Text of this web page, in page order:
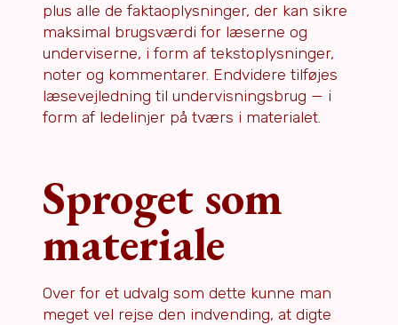
plus alle de faktaoplysninger, der kan sikre
maksimal brugsværdi for læserne og
underviserne, i form af tekstoplysninger,
noter og kommentarer. Endvidere tilføjes
læsevejledning til undervisningsbrug — i
form af ledelinjer på tværs i materialet.
Sproget som
materiale
Over for et udvalg som dette kunne man
meget vel rejse den indvending, at digte